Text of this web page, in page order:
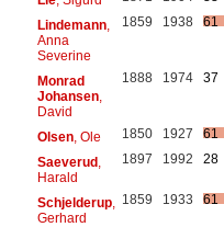
Lindemann,
Anna
Severine
1859 1938 61
Monrad
Johansen,
David
1888 1974 37
Olsen, Ole 1850 1927
61
Saeverud,
Harald
1897 1992 28
Schjelderup,
Gerhard
1859 1933 61